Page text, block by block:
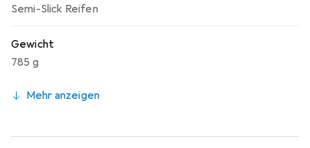
Semi-Slick Reifen
Gewicht
785 g
Mehr anzeigen